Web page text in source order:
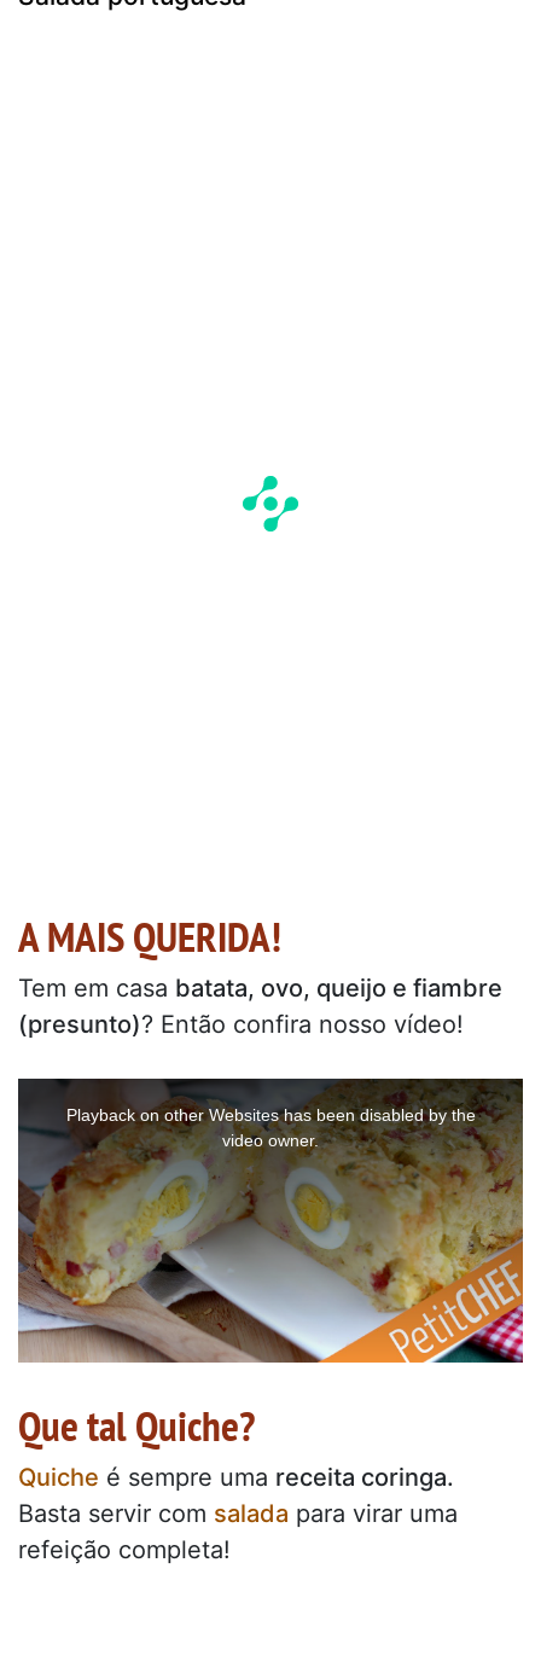
A MAIS QUERIDA!
Tem em casa batata, ovo, queijo e fiambre
(presunto)? Então confira nosso vídeo!
window.
Playback on other Websites has been disabled by the
video owner.
Que tal Quiche?
Quiche é sempre uma receita coringa.
Basta servir com salada para virar uma
refeição completa!